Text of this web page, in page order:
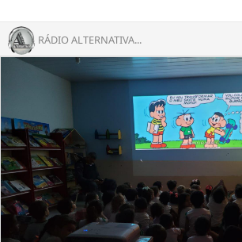
RÁDIO ALTERNATIVA...